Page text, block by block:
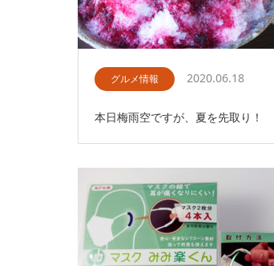
グルメ情報 2020.06.18
本日梅雨空ですが、夏を先取り！